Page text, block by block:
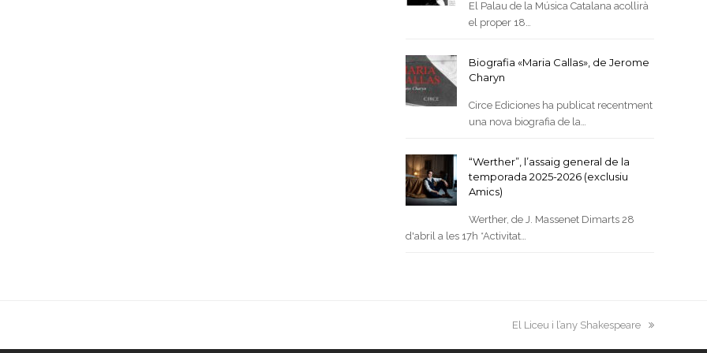
El Palau de la Música Catalana acollirà
el proper 18…
Biografia «Maria Callas», de Jerome
Charyn
Circe Ediciones ha publicat recentment
una nova biografia de la…
“Werther”, l’assaig general de la
temporada 2025-2026 (exclusiu
Amics)
Werther, de J. Massenet Dimarts 28
d'abril a les 17h *Activitat…
next
El Liceu i l’any Shakespeare